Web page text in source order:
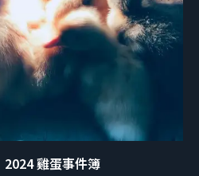
2024 雞蛋事件簿